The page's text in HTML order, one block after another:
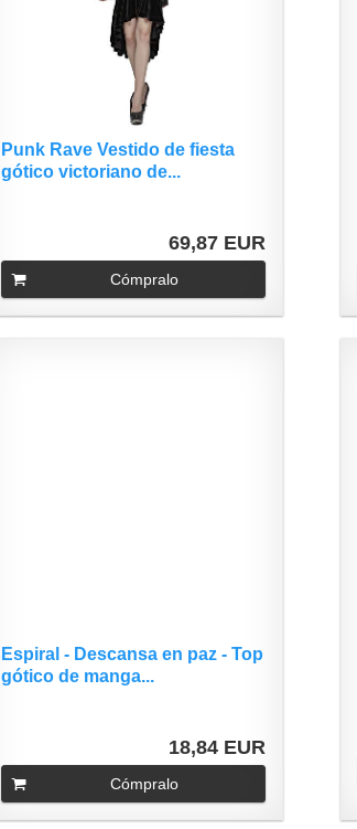
Punk Rave Vestido de fiesta
gótico victoriano de...
69,87 EUR
Cómpralo
Espiral - Descansa en paz - Top
gótico de manga...
18,84 EUR
Cómpralo